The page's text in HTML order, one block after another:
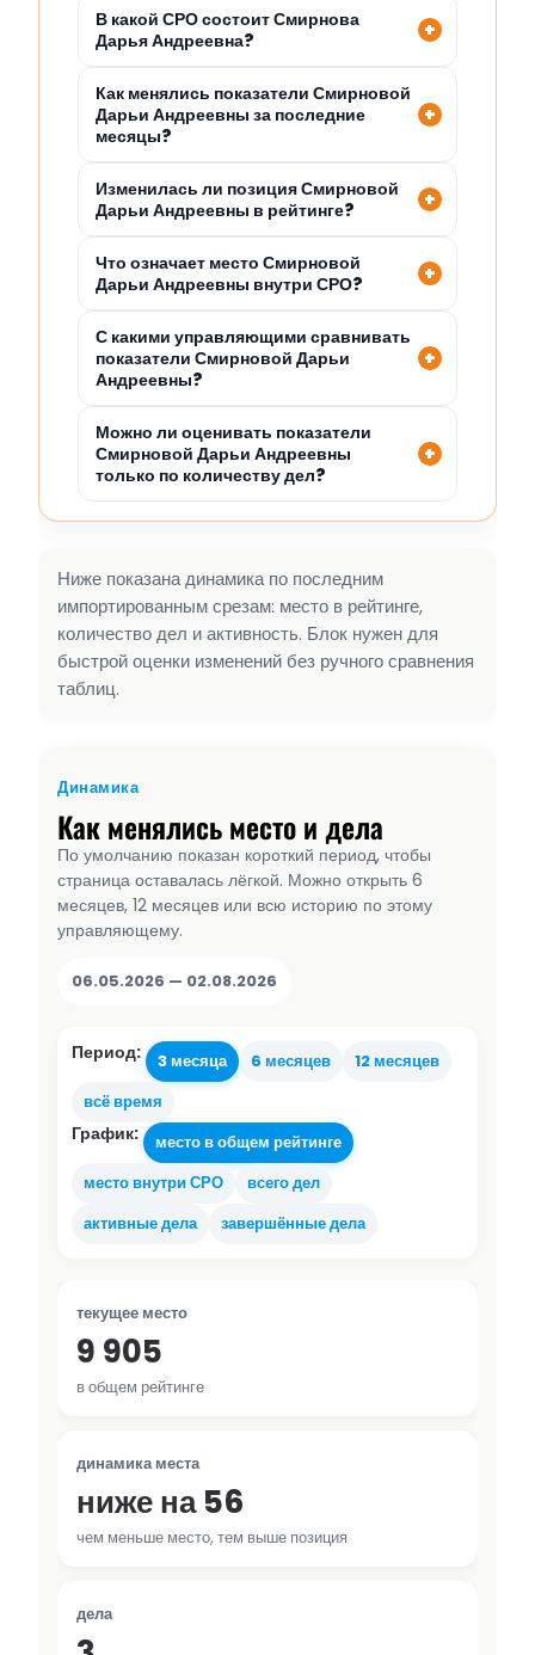
В какой СРО состоит Смирнова
Дарья Андреевна?
Как менялись показатели Смирновой
Дарьи Андреевны за последние
месяцы?
Изменилась ли позиция Смирновой
Дарьи Андреевны в рейтинге?
Что означает место Смирновой
Дарьи Андреевны внутри СРО?
С какими управляющими сравнивать
показатели Смирновой Дарьи
Андреевны?
Можно ли оценивать показатели
Смирновой Дарьи Андреевны
только по количеству дел?
Ниже показана динамика по последним
импортированным срезам: место в рейтинге,
количество дел и активность. Блок нужен для
быстрой оценки изменений без ручного сравнения
таблиц.
Динамика
Как менялись место и дела
По умолчанию показан короткий период, чтобы
страница оставалась лёгкой. Можно открыть 6
месяцев, 12 месяцев или всю историю по этому
управляющему.
06.05.2026 — 02.08.2026
Период: 3 месяца 6 месяцев
12 месяцев
всё время
График:
место в общем рейтинге
место внутри СРО
всего дел
активные дела
завершённые дела
текущее место
9 905
в общем рейтинге
динамика места
ниже на 56
чем меньше место, тем выше позиция
дела